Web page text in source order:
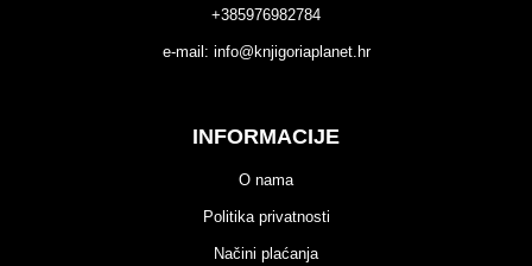
+385976982784
e-mail: info@knjigoriaplanet.hr
INFORMACIJE
O nama
Politika privatnosti
Načini plaćanja